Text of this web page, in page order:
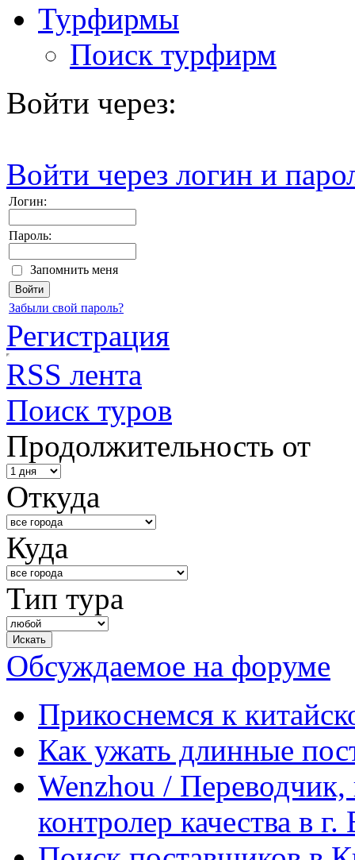
Турфирмы
Поиск турфирм
Войти через:
Войти через логин и
Логин:
Пароль:
Запомнить меня
Забыли свой пароль?
Регистрация
RSS лента
Поиск туров
Продолжительность от
Откуда
Куда
Тип тура
Обсуждаемое на форуме
Прикоснемся к
Как ужать длинные
Wenzhou / Переводчик,
контролер качества в